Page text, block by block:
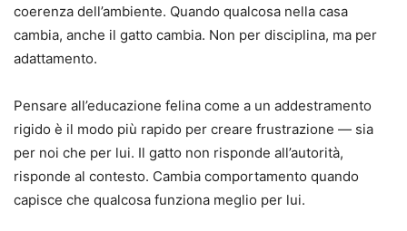
coerenza dell’ambiente. Quando qualcosa nella casa
cambia, anche il gatto cambia. Non per disciplina, ma per
adattamento.
Pensare all’educazione felina come a un addestramento
rigido è il modo più rapido per creare frustrazione — sia
per noi che per lui. Il gatto non risponde all’autorità,
risponde al contesto. Cambia comportamento quando
capisce che qualcosa funziona meglio per lui.